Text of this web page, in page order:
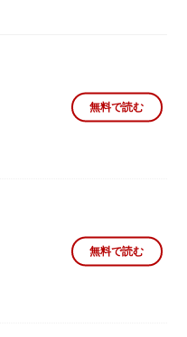
無料で読む
無料で読む